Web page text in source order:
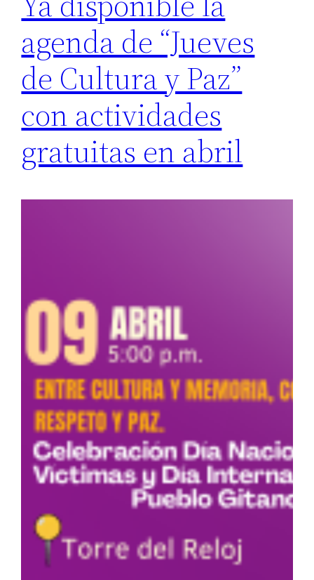
agenda de “Jueves
de Cultura y Paz”
con actividades
gratuitas en abril